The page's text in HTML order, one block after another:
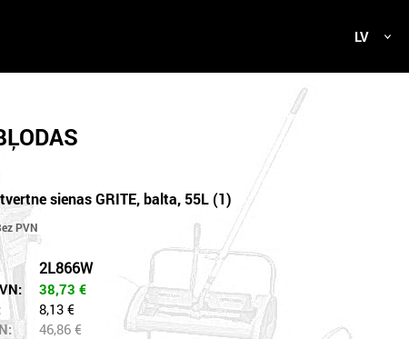
LV
sienas GRITE, balta, 55L (1)
2L866W
38,73 €
8,13 €
46,86 €